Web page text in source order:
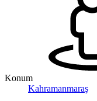
Konum
Kahramanmaraş